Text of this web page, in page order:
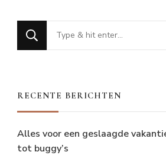
Op
zoek
RECENTE BERICHTEN
Alles voor een geslaagde
tot buggy’s